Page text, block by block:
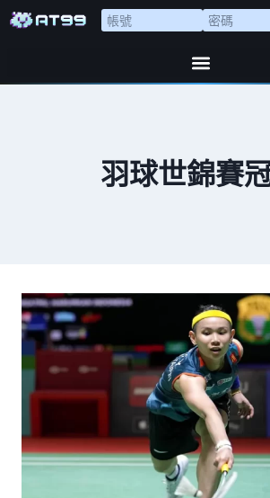
羽球世錦賽